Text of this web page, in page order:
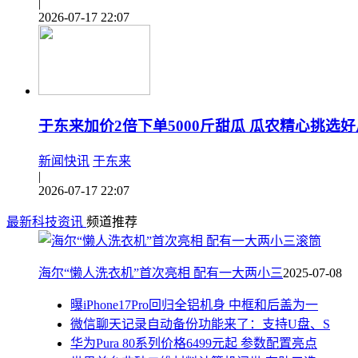
2026-07-17 22:07
于东来加价2倍下单5000斤甜瓜 瓜农精心挑选
新闻快讯 于东来
|
2026-07-17 22:07
最新科技资讯 频道推荐
海尔“懒人洗衣机”首次亮相 配有一大两小三2025-07-08
曝iPhone17Pro回归全铝机身 中框和后盖为一
微信聊天记录自动备份功能来了：支持U盘、S
华为Pura 80系列价格6499元起 参数配置亮点